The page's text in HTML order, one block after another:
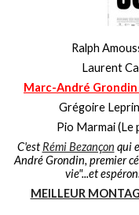
Ralph
Laurent
Marc-André
Grégoire
Pio Marmai (Le
C'est Rémi Bezançon qui
André Grondin, premier
vie"...et
MEILLEUR